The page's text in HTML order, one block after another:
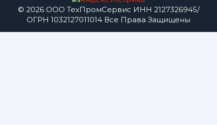
© 2026 ООО ТехПромСервис ИНН 2127326945/
ОГРН 1032127011014 Все Права Защищены